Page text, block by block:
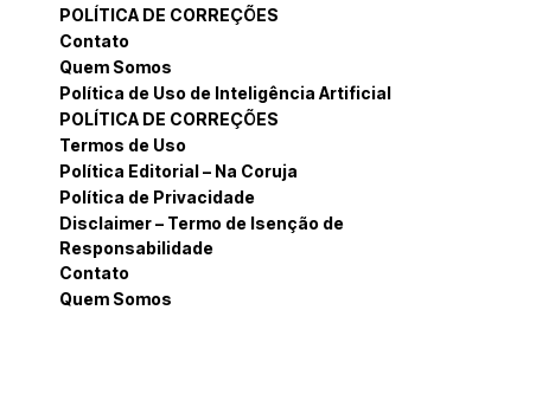
POLÍTICA DE CORREÇÕES
Contato
Quem Somos
Política de Uso de Inteligência Artificial
POLÍTICA DE CORREÇÕES
Termos de Uso
Política Editorial – Na Coruja
Política de Privacidade
Disclaimer – Termo de Isenção de
Responsabilidade
Contato
Quem Somos